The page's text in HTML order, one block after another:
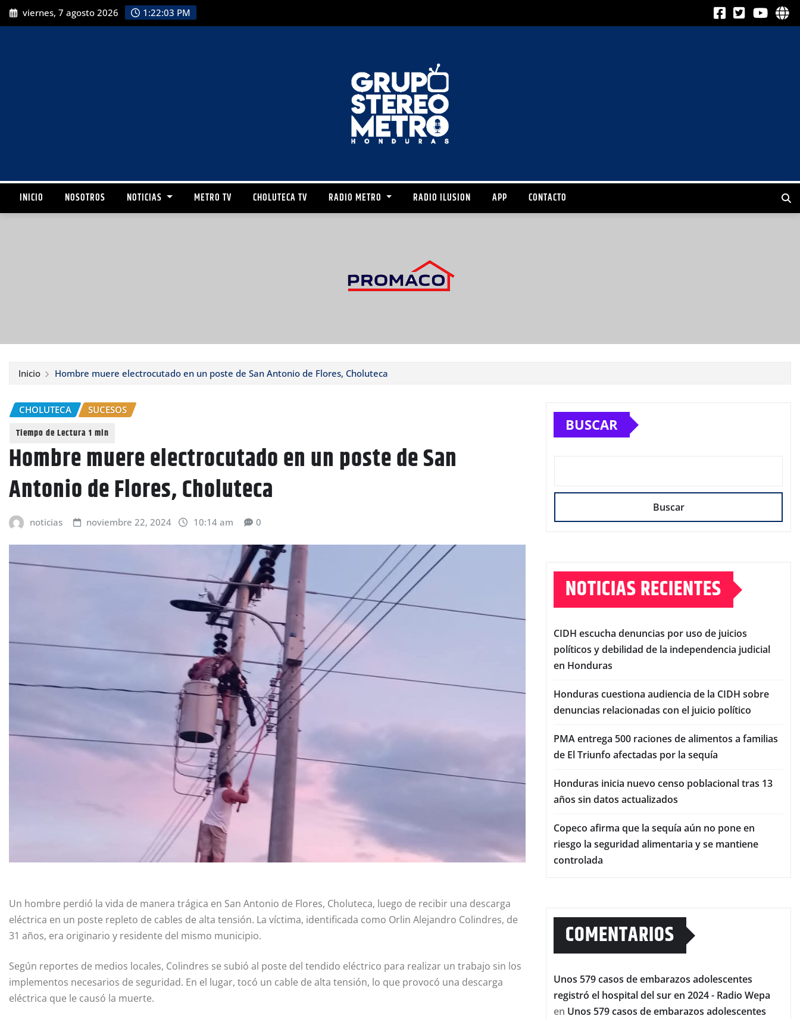
viernes, 7 agosto 2026 1:22:05 PM
INICIO NOSOTROS NOTICIAS METRO TV CHOLUTECA TV RADIO METRO RADIO ILUSION APP CONTACTO
Inicio Hombre muere electrocutado en un poste de San Antonio de Flores, Choluteca
CHOLUTECA SUCESOS
Hombre muere electrocutado en un poste de San
Antonio de Flores, Choluteca
noticias noviembre 22, 2024 10:14 am 0
Un hombre perdió la vida de manera trágica en San Antonio de Flores, Choluteca, luego de recibir una descarga
eléctrica en un poste repleto de cables de alta tensión. La víctima, identificada como Orlin Alejandro Colindres, de
31 años, era originario y residente del mismo municipio.
Según reportes de medios locales, Colindres se subió al poste del tendido eléctrico para realizar un trabajo sin los
implementos necesarios de seguridad. En el lugar, tocó un cable de alta tensión, lo que provocó una descarga
eléctrica que le causó la muerte.
BUSCAR
Buscar
NOTICIAS RECIENTES
CIDH escucha denuncias por uso de juicios
políticos y debilidad de la independencia judicial
en Honduras
Honduras cuestiona audiencia de la CIDH sobre
denuncias relacionadas con el juicio político
PMA entrega 500 raciones de alimentos a familias
de El Triunfo afectadas por la sequía
Honduras inicia nuevo censo poblacional tras 13
años sin datos actualizados
Copeco afirma que la sequía aún no pone en
riesgo la seguridad alimentaria y se mantiene
controlada
COMENTARIOS
Unos 579 casos de embarazos adolescentes
registró el hospital del sur en 2024 - Radio Wepa
en Unos 579 casos de embarazos adolescentes